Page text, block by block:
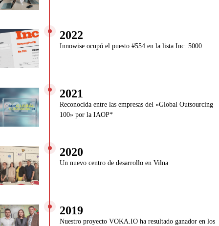
2022
Innowise ocupó el puesto #554 en la lista Inc. 5000
2021
Reconocida entre las empresas del «Global Outsourcing
100» por la IAOP*
2020
Un nuevo centro de desarrollo en Vilna
2019
Nuestro proyecto VOKA.IO ha resultado ganador en los